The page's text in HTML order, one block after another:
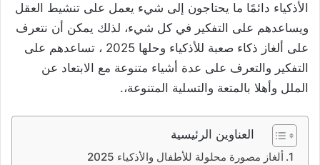
الأذكياء دائمًا ما يحتاجون إلى شيء يعمل على تنشيط العقل
ويساعدهم على التفكير في كل شيء، لذلك يمكن أن نتعرف
على ألغاز ذكاء صعبة للأذكياء وحلها 2025 ، تساعدهم على
التفكير والتعرف على عدة أشياء متنوعة مع الابتعاد عن
الملل وأهلا بالمتعة والتسلية المتنوعة،.
العناوين الرئيسية
ألغاز مصورة محلولة للأطفال والأذكياء 2025